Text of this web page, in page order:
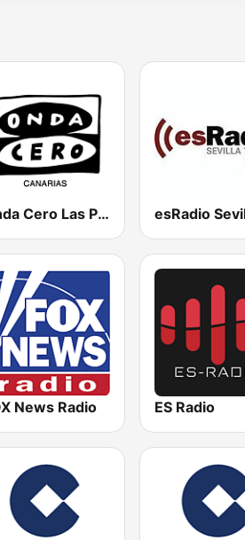
Onda Cero Las Palmas esRadio
News Radio ES Radio